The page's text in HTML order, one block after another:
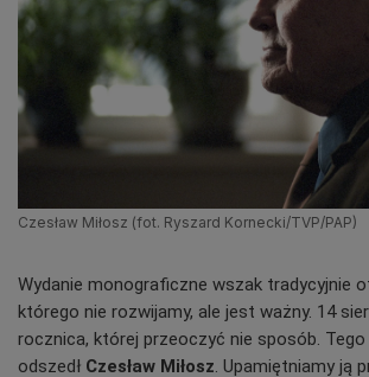
Czesław Miłosz (fot. Ryszard Kornecki/TVP/PAP)
Wydanie monograficzne wszak tradycyjnie
którego nie rozwijamy, ale jest ważny. 14
rocznica, której przeoczyć nie sposób. Tego
odszedł Czesław Miłosz. Upamiętniamy ją